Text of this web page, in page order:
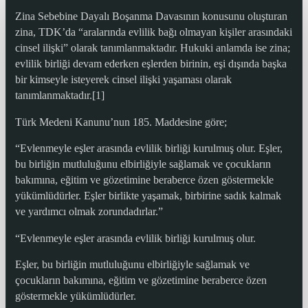
Zina Sebebine Dayalı Boşanma Davasının konusunu oluşturan
zina, TDK’da “aralarında evlilik bağı olmayan kişiler arasındaki
cinsel ilişki” olarak tanımlanmaktadır. Hukuki anlamda ise zina;
evlilik birliği devam ederken eşlerden birinin, eşi dışında başka
bir kimseyle isteyerek cinsel ilişki yaşaması olarak
tanımlanmaktadır.[1]
Türk Medeni Kanunu’nun 185. Maddesine göre;
“Evlenmeyle eşler arasında evlilik birliği kurulmuş olur. Eşler,
bu birliğin mutluluğunu elbirliğiyle sağlamak ve çocukların
bakımına, eğitim ve gözetimine beraberce özen göstermekle
yükümlüdürler. Eşler birlikte yaşamak, birbirine sadık kalmak
ve yardımcı olmak zorundadırlar.”
“Evlenmeyle eşler arasında evlilik birliği kurulmuş olur.
Eşler, bu birliğin mutluluğunu elbirliğiyle sağlamak ve
çocukların bakımına, eğitim ve gözetimine beraberce özen
göstermekle yükümlüdürler.